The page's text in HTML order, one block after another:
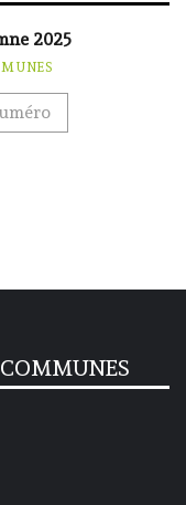
2025